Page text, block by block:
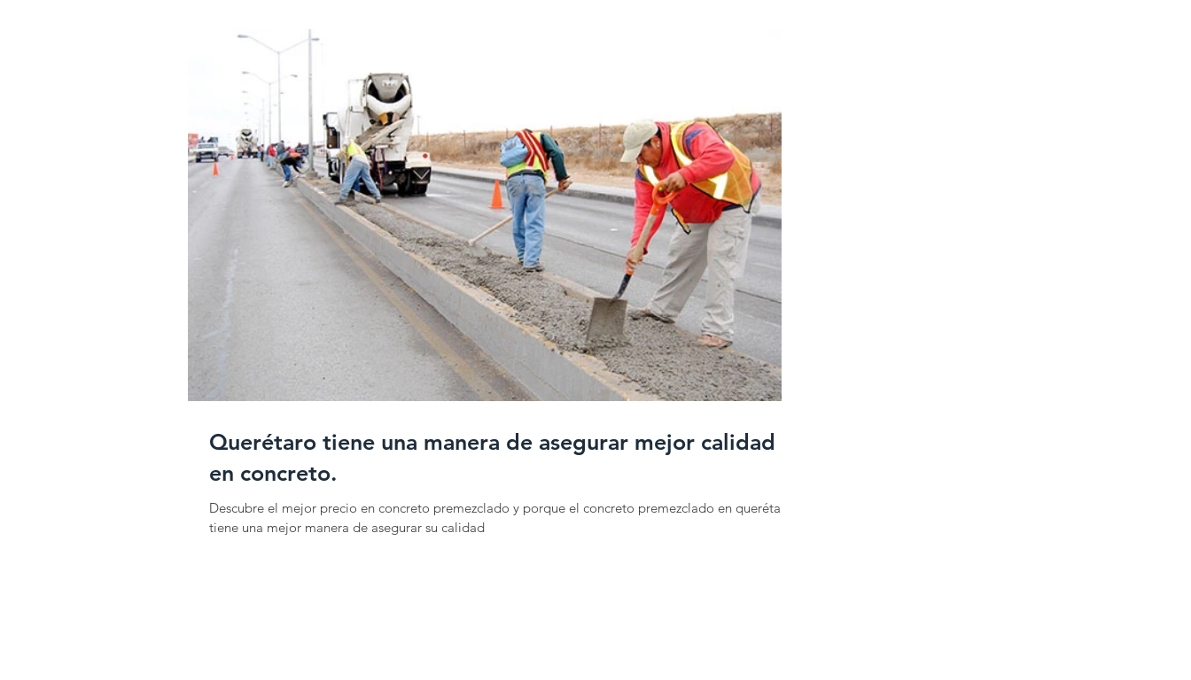
Querétaro tiene una manera de asegurar mejor calidad
en concreto.
Descubre el mejor precio en concreto premezclado y porque el concreto premezclado en querétaro
tiene una mejor manera de asegurar su calidad